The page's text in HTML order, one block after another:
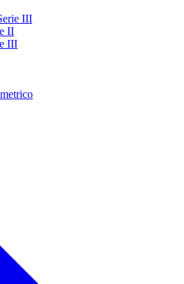
III
II
III